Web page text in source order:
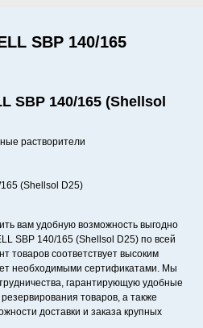
SBP 140/165
SBP 140/165 (Shellsol
растворители
(Shellsol D25)
вам удобную возможность выгодно
SBP 140/165 (Shellsol D25) по всей
товаров соответствует высоким
необходимыми сертификатами. Мы
гарантирующую удобные
товаров, а также
доставки и заказа крупных